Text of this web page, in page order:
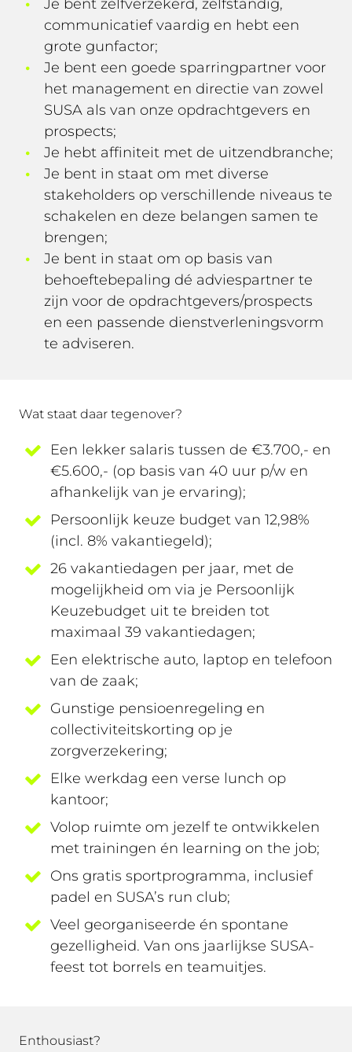
Je bent zelfverzekerd, zelfstandig,
communicatief vaardig en hebt een
grote gunfactor;
Je bent een goede sparringpartner voor
het management en directie van zowel
SUSA als van onze opdrachtgevers en
prospects;
Je hebt affiniteit met de uitzendbranche;
Je bent in staat om met diverse
stakeholders op verschillende niveaus te
schakelen en deze belangen samen te
brengen;
Je bent in staat om op basis van
behoeftebepaling dé adviespartner te
zijn voor de opdrachtgevers/prospects
en een passende dienstverleningsvorm
te adviseren.
Wat staat daar tegenover?
Een lekker salaris tussen de €3.700,- en
€5.600,- (op basis van 40 uur p/w en
afhankelijk van je ervaring);
Persoonlijk keuze budget van 12,98%
(incl. 8% vakantiegeld);
26 vakantiedagen per jaar, met de
mogelijkheid om via je Persoonlijk
Keuzebudget uit te breiden tot
maximaal 39 vakantiedagen;
Een elektrische auto, laptop en telefoon
van de zaak;
Gunstige pensioenregeling en
collectiviteitskorting op je
zorgverzekering;
Elke werkdag een verse lunch op
kantoor;
Volop ruimte om jezelf te ontwikkelen
met trainingen én learning on the job;
Ons gratis sportprogramma, inclusief
padel en SUSA’s run club;
Veel georganiseerde én spontane
gezelligheid. Van ons jaarlijkse SUSA-
feest tot borrels en teamuitjes.
Enthousiast?